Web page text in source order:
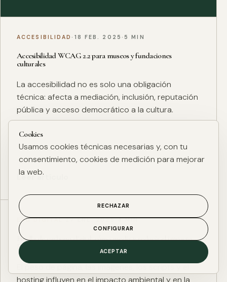
ACCESIBILIDAD · 18 FEB. 2025 · 5 MIN
Accesibilidad WCAG 2.2 para museos y fundaciones
culturales
La accesibilidad no es solo una obligación
técnica: afecta a mediación, inclusión, reputación
pública y acceso democrático a la cultura.
Leer artículo
ESG DIGITAL·27 ENE. 2025·4 MIN
Huella de carbono digital: cómo medir y reducir el impacto
ESG de una web
El peso de página, las imágenes, los scripts y el
hosting influyen en el impacto ambiental y en la
Cookies
Usamos cookies técnicas necesarias y, con tu
consentimiento, cookies de medición para mejorar
la web.
RECHAZAR
CONFIGURAR
ACEPTAR